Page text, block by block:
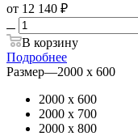
от 12 140 ₽
В корзину
Подробнее
Размер—2000 х 600
2000 х 600
2000 х 700
2000 х 800